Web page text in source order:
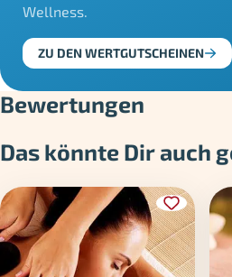
Wellness.
ZU DEN WERTGUTSCHEINEN
Bewertungen
Das könnte Dir auch